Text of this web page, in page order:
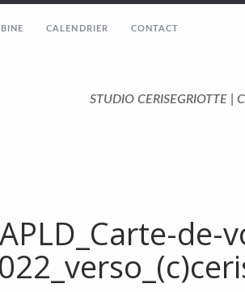
CALENDRIER CONTACT
STUDIO CERISEGRIOTTE
de-